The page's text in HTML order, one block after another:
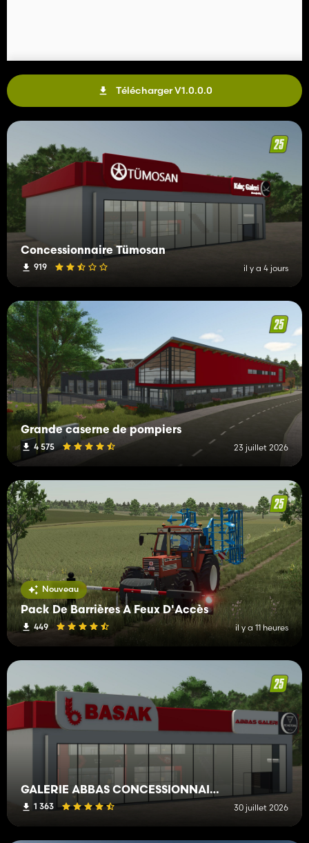
Télécharger V1.0.0.0
Concessionnaire Tümosan
919 il y a 4 jours
Grande caserne de pompiers
4 575 23 juillet 2026
Nouveau
Pack De Barrières A Feux D'Accès
449 il y a 11 heures
GALERIE ABBAS CONCESSIONNAIRE BAŞAK
1 363 30 juillet 2026